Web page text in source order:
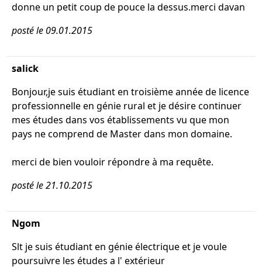
donne un petit coup de pouce la dessus.merci davan
posté le 09.01.2015
salick
Bonjour,je suis étudiant en troisième année de licence
professionnelle en génie rural et je désire continuer
mes études dans vos établissements vu que mon
pays ne comprend de Master dans mon domaine.
merci de bien vouloir répondre à ma requête.
posté le 21.10.2015
Ngom
Slt je suis étudiant en génie électrique et je voule
poursuivre les études a l' extérieur